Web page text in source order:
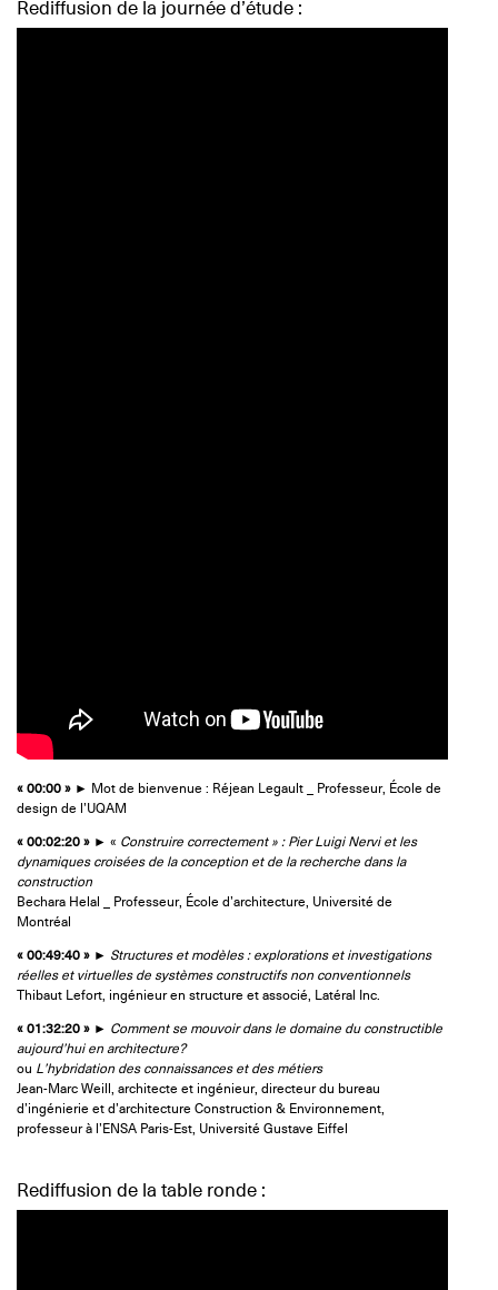
Rediffusion de la journée d’étude :
« 00:00 » ► Mot de bienvenue : Réjean Legault _ Professeur, École de
design de l’UQAM
« 00:02:20 » ► « Construire correctement » : Pier Luigi Nervi et les
dynamiques croisées de la conception et de la recherche dans la
construction
Bechara Helal _ Professeur, École d’architecture, Université de
Montréal
« 00:49:40 » ► Structures et modèles : explorations et investigations
réelles et virtuelles de systèmes constructifs non conventionnels
Thibaut Lefort, ingénieur en structure et associé, Latéral Inc.
« 01:32:20 » ► Comment se mouvoir dans le domaine du constructible
aujourd’hui en architecture?
ou L’hybridation des connaissances et des métiers
Jean-Marc Weill, architecte et ingénieur, directeur du bureau
d’ingénierie et d’architecture Construction & Environnement,
professeur à l’ENSA Paris-Est, Université Gustave Eiffel
Rediffusion de la table ronde :